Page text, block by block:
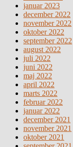
januar 2023
december 2022
november 2022
oktober 2022
september 2022
august 2022
juli 2022
juni 2022
maj 2022
april 2022
marts 2022
februar 2022
januar 2022
december 2021
november 2021
oktober 2021